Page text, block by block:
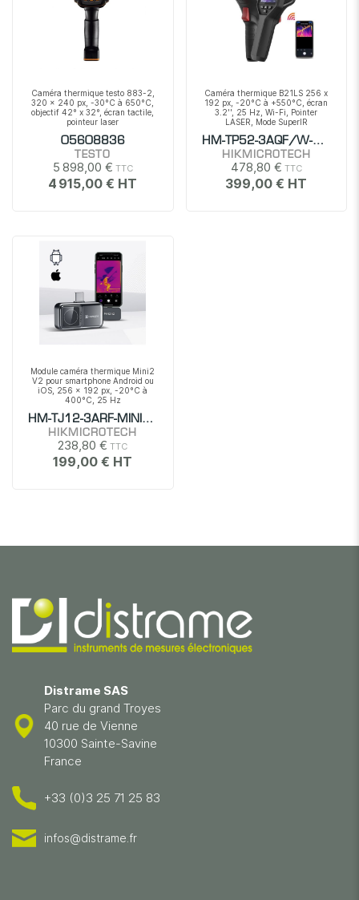
Caméra thermique testo 883-2,
320 x 240 px, -30°C à 650°C,
objectif 42° x 32°, écran tactile,
pointeur laser
05608836
TESTO
5 898,00 €
4 915,00 €
Caméra thermique B21LS 256 x
192 px, -20°C à +550°C, écran
3.2'', 25 Hz, Wi-Fi, Pointer
LASER, Mode SuperIR
HM-TP52-3AQF/W-B21LS
HIKMICROTECH
478,80 €
399,00 €
Module caméra thermique Mini2
V2 pour smartphone Android ou
iOS, 256 x 192 px, -20°C à
400°C, 25 Hz
HM-TJ12-3ARF-MINI2V2
HIKMICROTECH
238,80 €
199,00 €
Distrame SAS
Parc du grand Troyes
40 rue de Vienne
10300 Sainte-Savine
France
+33 (0)3 25 71 25 83
infos@distrame.fr